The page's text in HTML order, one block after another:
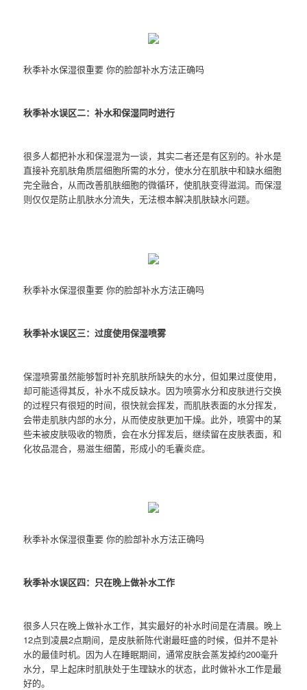
秋季补水保湿很重要 你的脸部补水方法正确吗
秋季补水误区二：补水和保湿同时进行
很多人都把补水和保湿混为一谈，其实二者还是有区别的。补水是
直接补充肌肤角质层细胞所需的水分，使水分在肌肤中和缺水细胞
完全融合，从而改善肌肤细胞的微循环，使肌肤变得滋润。而保湿
则仅仅是防止肌肤水分流失，无法根本解决肌肤缺水问题。
秋季补水保湿很重要 你的脸部补水方法正确吗
秋季补水误区三：过度使用保湿喷雾
保湿喷雾虽然能够暂时补充肌肤所缺失的水分，但如果过度使用，
却可能适得其反，补水不成反缺水。因为喷雾水分和皮肤进行交换
的过程只有很短的时间，很快就会挥发，而肌肤表面的水分挥发，
会带走肌肤内部的水分，从而使皮肤更加干燥。此外，喷雾中的某
些未被皮肤吸收的物质，会在水分挥发后，继续留在皮肤表面，和
化妆品混合，易滋生细菌，形成小的毛囊炎症。
秋季补水保湿很重要 你的脸部补水方法正确吗
秋季补水误区四：只在晚上做补水工作
很多人只在晚上做补水工作，其实最好的补水时间是在清晨。晚上
12点到凌晨2点期间，是皮肤新陈代谢最旺盛的时候，但并不是补
水的最佳时机。因为人在睡眠期间，通常皮肤会蒸发掉约200毫升
水分，早上起床时肌肤处于生理缺水的状态，此时做补水工作是最
好的。